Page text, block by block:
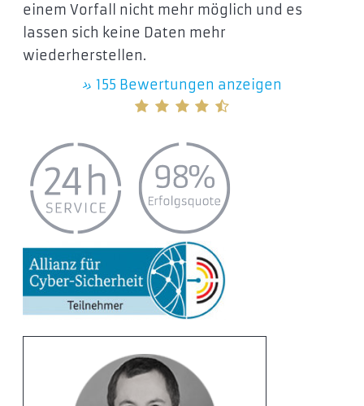
einem Vorfall nicht mehr möglich und es
lassen sich keine Daten mehr
wiederherstellen.
» 155 Bewertungen anzeigen